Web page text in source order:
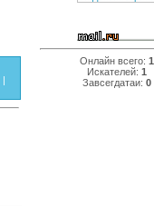
Онлайн всего: 1
Искателей: 1
Завсегдатаи: 0
|